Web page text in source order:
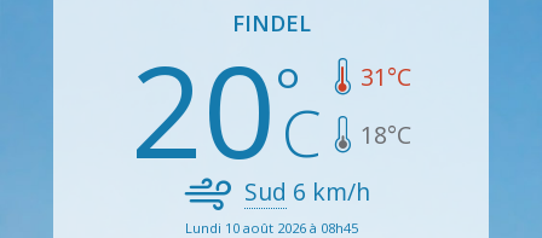
FINDEL
20 31°C
18°C
Sud 6 km/h
Lundi 10 août 2026 à 08h45